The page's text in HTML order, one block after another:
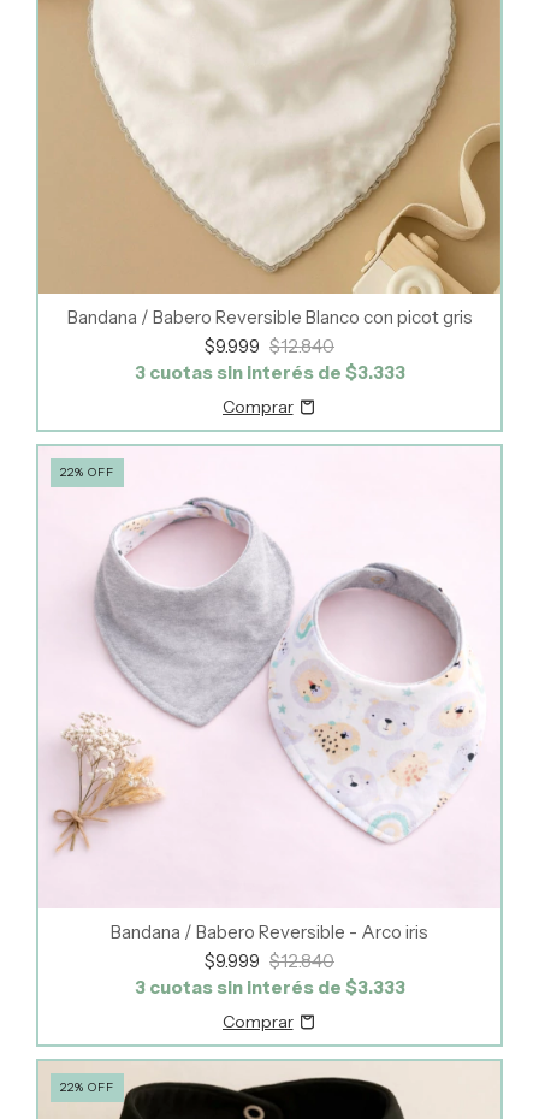
Bandana / Babero Reversible Blanco con picot gris
$9.999 $12.840
3 cuotas sin interés de $3.333
22% OFF
Bandana / Babero Reversible - Arco iris
$9.999 $12.840
3 cuotas sin interés de $3.333
22% OFF